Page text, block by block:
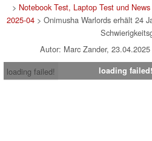
> Notebook Test, Laptop Test und News
2025-04 > Onimusha Warlords erhält 24
Autor: Marc Zander,
loading failed!
loading failed!